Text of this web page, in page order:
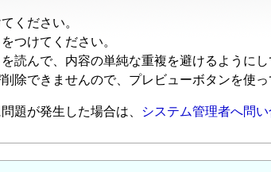
ください。
つけてください。
読んで、内容の単純な重複を避けるようにし
除できませんので、プレビューボタンを使
題が発生した場合は、 システム管理者へ問